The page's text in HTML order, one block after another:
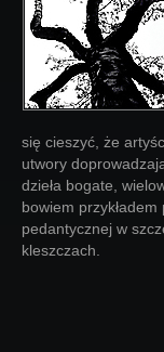
się cieszyć, że
utwory
dzieła bogate,
bowiem przykładem
pedantycznej w
kleszczach.